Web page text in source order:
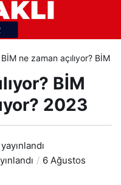
BİM ne zaman açılıyor? BİM
BİM
2023
6 Ağustos
BİM saat